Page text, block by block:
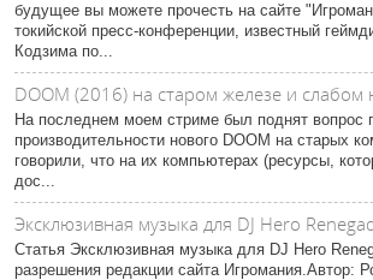
будущее вы можете прочесть на сайте
токийской пресс-конференции, известный
Кодзима по...
DOOM (2016) на старом железе и слабом
На последнем моем стриме был поднят вопрос
производительности нового DOOM на старых
говорили, что на их компьютерах (ресурсы,
дос...
Эксклюзивная музыка для DJ Hero
Статья Эксклюзивная музыка для DJ Hero
разрешения редакции сайта Игромания.Автор: